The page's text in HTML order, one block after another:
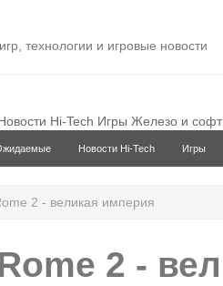
технологии и игровые новости
Hi-Tech Игры Железо и софт
Новости Hi-Tech Игры
2 - великая империя
2 -